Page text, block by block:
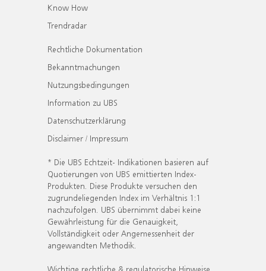
Know How
Trendradar
Rechtliche Dokumentation
Bekanntmachungen
Nutzungsbedingungen
Information zu UBS
Datenschutzerklärung
Disclaimer / Impressum
* Die UBS Echtzeit- Indikationen basieren auf
Quotierungen von UBS emittierten Index-
Produkten. Diese Produkte versuchen den
zugrundeliegenden Index im Verhältnis 1:1
nachzufolgen. UBS übernimmt dabei keine
Gewährleistung für die Genauigkeit,
Vollständigkeit oder Angemessenheit der
angewandten Methodik.